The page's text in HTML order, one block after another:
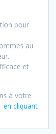
pour
au
et
à votre
en cliquant